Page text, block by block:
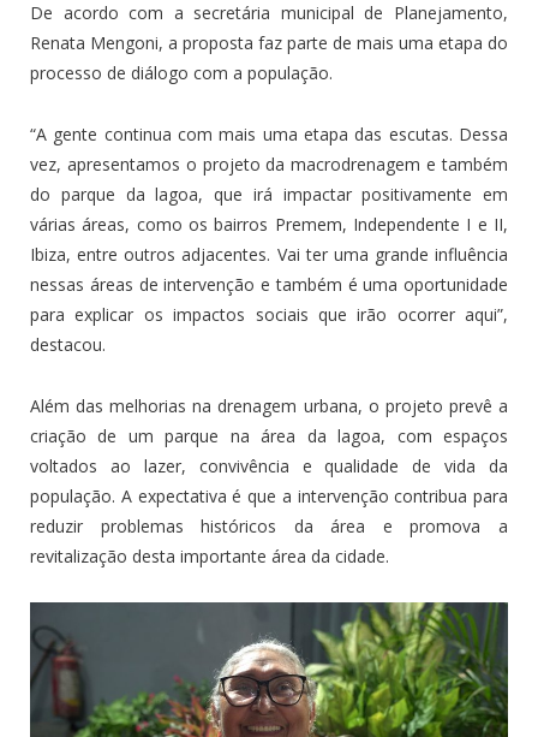
De acordo com a secretária municipal de Planejamento,
Renata Mengoni, a proposta faz parte de mais uma etapa do
processo de diálogo com a população.
“A gente continua com mais uma etapa das escutas. Dessa
vez, apresentamos o projeto da macrodrenagem e também
do parque da lagoa, que irá impactar positivamente em
várias áreas, como os bairros Premem, Independente I e II,
Ibiza, entre outros adjacentes. Vai ter uma grande influência
nessas áreas de intervenção e também é uma oportunidade
para explicar os impactos sociais que irão ocorrer aqui”,
destacou.
Além das melhorias na drenagem urbana, o projeto prevê a
criação de um parque na área da lagoa, com espaços
voltados ao lazer, convivência e qualidade de vida da
população. A expectativa é que a intervenção contribua para
reduzir problemas históricos da área e promova a
revitalização desta importante área da cidade.